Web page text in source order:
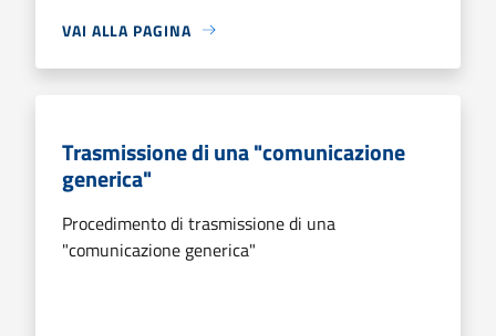
VAI ALLA PAGINA
Trasmissione di una "comunicazione
generica"
Procedimento di trasmissione di una
"comunicazione generica"